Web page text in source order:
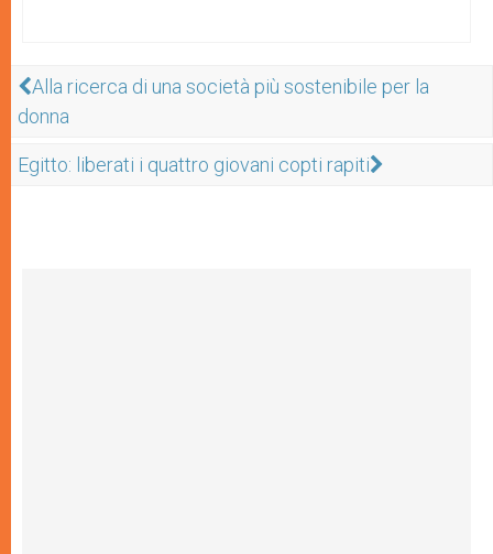
Alla ricerca di una società più sostenibile per la
donna
Egitto: liberati i quattro giovani copti rapiti